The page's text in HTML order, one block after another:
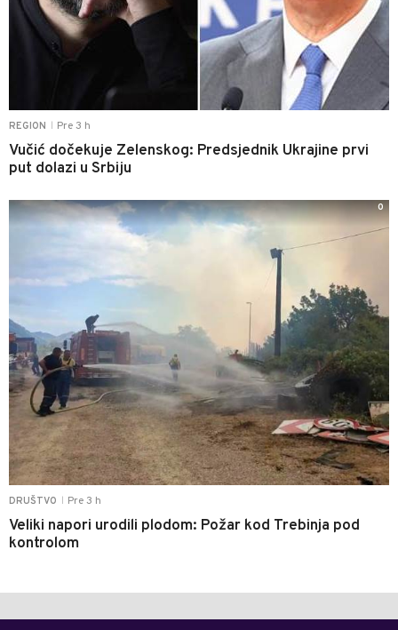
REGION Pre 3 h
Vučić dočekuje Zelenskog: Predsjednik Ukrajine prvi
put dolazi u Srbiju
DRUŠTVO Pre 3 h
Veliki napori urodili plodom: Požar kod Trebinja pod
kontrolom
0